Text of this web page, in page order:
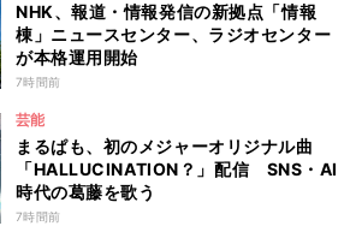
NHK、報道・情報発信の新拠点「情報
棟」ニュースセンター、ラジオセンター
が本格運用開始
7時間前
芸能
まるぱも、初のメジャーオリジナル曲
「HALLUCINATION？」配信 SNS・AI
時代の葛藤を歌う
7時間前